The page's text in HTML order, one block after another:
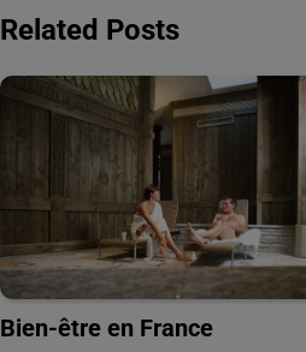
de
Related Posts
Bien-être en France